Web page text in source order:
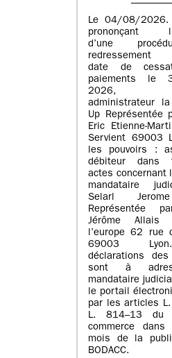
Le 04/08/2026.
prononçant
d’une
redressement
date de
paiements le
2026,
administrateur
Up Représentée
Eric Etienne-
Servient 69003
les pouvoirs :
débiteur dans
actes concernant
mandataire
Selarl
Représentée
Jérôme Allais
l’europe 62 rue
69003
déclarations des
sont à
mandataire
le portail
par les articles
L. 814–13 du
commerce
mois de la
BODACC.